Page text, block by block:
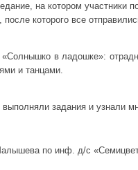
на котором участники
которого все
в ладошке»:
и танцами.
задания и узнали
по инф. д/с